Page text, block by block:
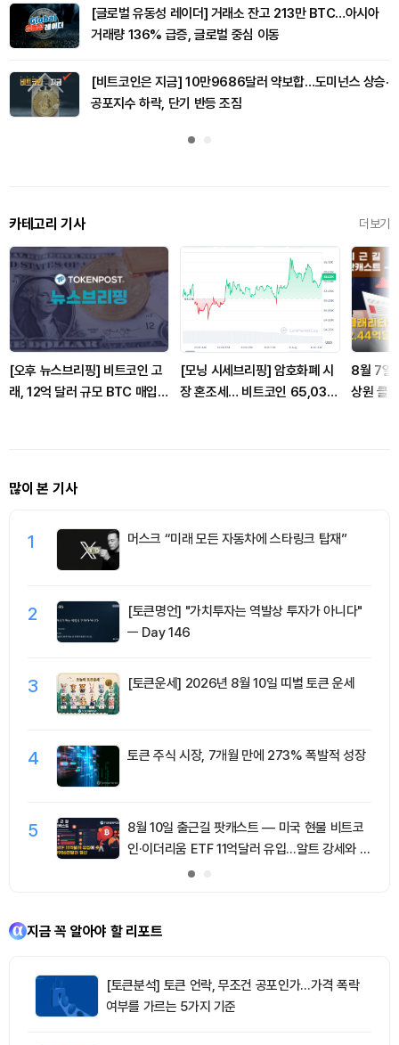
[글로벌 유동성 레이더] 거래소 잔고 213만 BTC…아시아
거래량 136% 급증, 글로벌 중심 이동
[비트코인은 지금] 10만9686달러 약보합…도미넌스 상승·
공포지수 하락, 단기 반등 조짐
카테고리 기사 더보기
[오후 뉴스브리핑] 비트코인 고
래, 12억 달러 규모 BTC 매입
[모닝 시세브리핑] 암호화폐 시
장 혼조세… 비트코인 65,032
8월 7일
상원 클
많이 본 기사
1 머스크 “미래 모든 자동차에 스타링크 탑재”
2
[토큰명언] "가치투자는 역발상 투자가 아니다"
ㅡ Day 146
3 [토큰운세] 2026년 8월 10일 띠별 토큰 운세
4 토큰 주식 시장, 7개월 만에 273% 폭발적 성장
5
8월 10일 출근길 팟캐스트 — 미국 현물 비트코
인·이더리움 ETF 11억달러 유입…알트 강세와 숏
지금 꼭 알아야 할 리포트
[토큰분석] 토큰 언락, 무조건 공포인가…가격 폭락
여부를 가르는 5가지 기준